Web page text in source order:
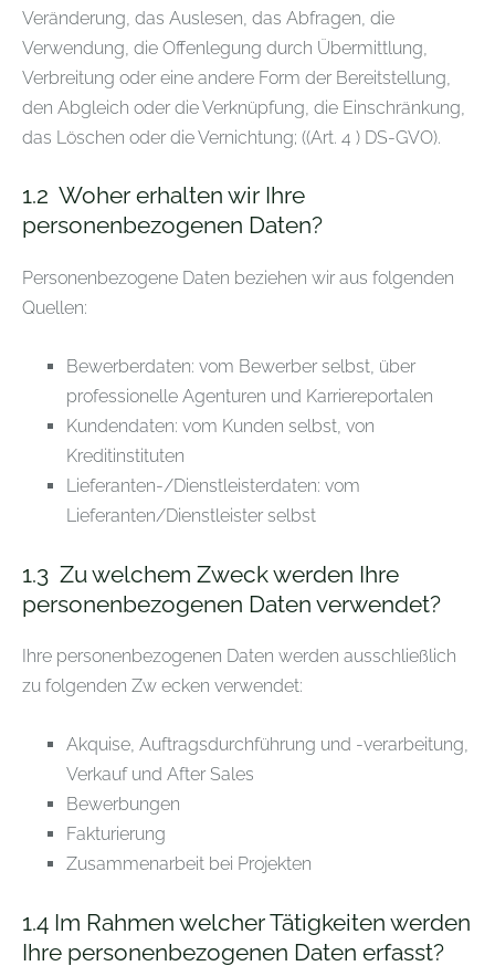
Veränderung, das Auslesen, das Abfragen, die
Verwendung, die Offenlegung durch Übermittlung,
Verbreitung oder eine andere Form der Bereitstellung,
den Abgleich oder die Verknüpfung, die Einschränkung,
das Löschen oder die Vernichtung; ((Art. 4 ) DS-GVO).
1.2 Woher erhalten wir Ihre
personenbezogenen Daten?
Personenbezogene Daten beziehen wir aus folgenden
Quellen:
Bewerberdaten: vom Bewerber selbst, über
professionelle Agenturen und Karriereportalen
Kundendaten: vom Kunden selbst, von
Kreditinstituten
Lieferanten-/Dienstleisterdaten: vom
Lieferanten/Dienstleister selbst
1.3 Zu welchem Zweck werden Ihre
personenbezogenen Daten verwendet?
Ihre personenbezogenen Daten werden ausschließlich
zu folgenden Zw ecken verwendet:
Akquise, Auftragsdurchführung und -verarbeitung,
Verkauf und After Sales
Bewerbungen
Fakturierung
Zusammenarbeit bei Projekten
1.4 Im Rahmen welcher Tätigkeiten werden
Ihre personenbezogenen Daten erfasst?